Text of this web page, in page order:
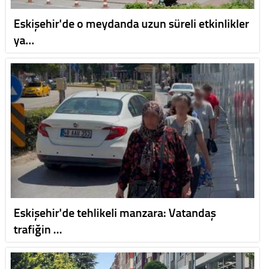
Eskişehir'de o meydanda uzun süreli etkinlikler
ya…
Eskişehir'de tehlikeli manzara: Vatandaş
trafiğin …